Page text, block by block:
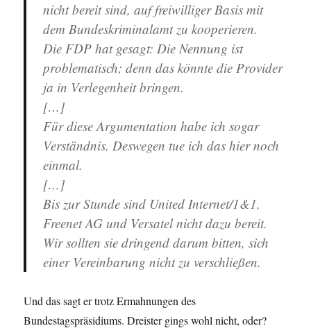
nicht bereit sind, auf freiwilliger Basis mit
dem Bundeskriminalamt zu kooperieren.
Die FDP hat gesagt: Die Nennung ist
problematisch; denn das könnte die Provider
ja in Verlegenheit bringen.
[…]
Für diese Argumentation habe ich sogar
Verständnis. Deswegen tue ich das hier noch
einmal.
[…]
Bis zur Stunde sind United Internet/1&1,
Freenet AG und Versatel nicht dazu bereit.
Wir sollten sie dringend darum bitten, sich
einer Vereinbarung nicht zu verschließen.
Und das sagt er trotz Ermahnungen des
Bundestagspräsidiums. Dreister gings wohl nicht, oder?